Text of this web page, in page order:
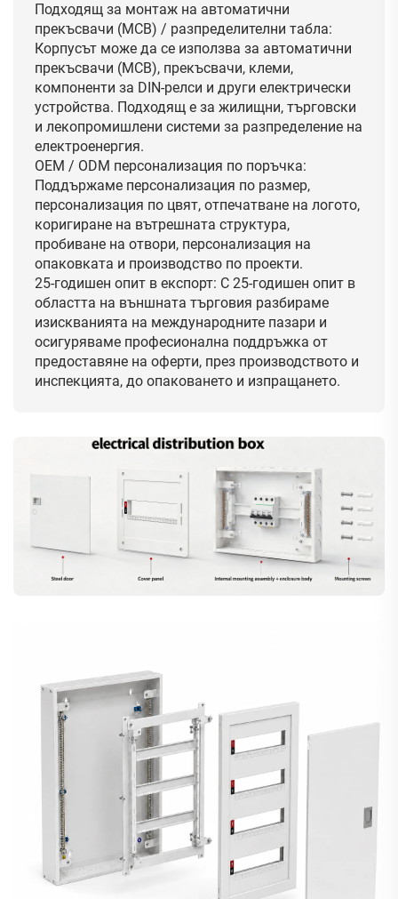
Подходящ за монтаж на автоматични
прекъсвачи (MCB) / разпределителни табла:
Корпусът може да се използва за автоматични
прекъсвачи (MCB), прекъсвачи, клеми,
компоненти за DIN-релси и други електрически
устройства. Подходящ е за жилищни, търговски
и лекопромишлени системи за разпределение на
електроенергия.
OEM / ODM персонализация по поръчка:
Поддържаме персонализация по размер,
персонализация по цвят, отпечатване на логото,
коригиране на вътрешната структура,
пробиване на отвори, персонализация на
опаковката и производство по проекти.
25-годишен опит в експорт: С 25-годишен опит в
областта на външната търговия разбираме
изискванията на международните пазари и
осигуряваме професионална поддръжка от
предоставяне на оферти, през производството и
инспекцията, до опаковането и изпращането.